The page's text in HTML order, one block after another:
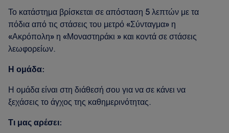
Το κατάστημα βρίσκεται σε απόσταση 5 λεπτών με τα
πόδια από τις στάσεις του μετρό «Σύνταγμα» η
«Ακρόπολη» η «Μοναστηράκι » και κοντά σε στάσεις
λεωφορείων.
Η ομάδα:
Η ομάδα είναι στη διάθεσή σου για να σε κάνει να
ξεχάσεις το άγχος της καθημερινότητας.
Τι μας αρέσει: